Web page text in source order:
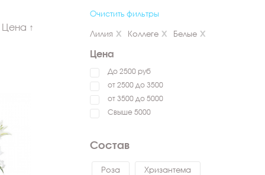
Цена ↑
Очистить фильтры
Лилия Коллеге Белые
Цена
До 2500 руб
от 2500 до 3500
от 3500 до 5000
Свыше 5000
Состав
Роза Хризантема